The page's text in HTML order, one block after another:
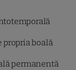
propria boală
permanentă